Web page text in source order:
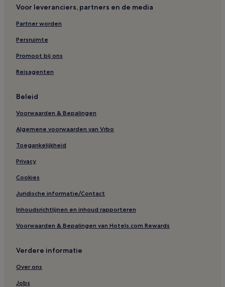
Voor leveranciers, partners en de media
Partner worden
Persruimte
Promoot bij ons
Reisagenten
Beleid
Voorwaarden & Bepalingen
Algemene voorwaarden van Vrbo
Toegankelijkheid
Privacy
Cookies
Juridische informatie/Contact
Inhoudsrichtlijnen en inhoud rapporteren
Voorwaarden & Bepalingen van Hotels.com Rewards
Verdere informatie
Over ons
Jobs